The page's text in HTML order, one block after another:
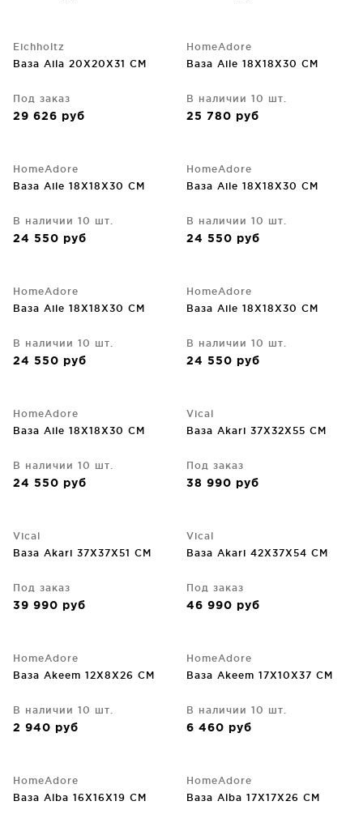
Eichholtz
Ваза Aila 20X20X31 CM
Под заказ
29 626 руб
HomeAdore
Ваза Aile 18X18X30 CM
В наличии 10 шт.
25 780 руб
HomeAdore
Ваза Aile 18X18X30 CM
В наличии 10 шт.
24 550 руб
HomeAdore
Ваза Aile 18X18X30 CM
В наличии 10 шт.
24 550 руб
HomeAdore
Ваза Aile 18X18X30 CM
В наличии 10 шт.
24 550 руб
HomeAdore
Ваза Aile 18X18X30 CM
В наличии 10 шт.
24 550 руб
HomeAdore
Ваза Aile 18X18X30 CM
В наличии 10 шт.
24 550 руб
Vical
Ваза Akari 37X32X55 CM
Под заказ
38 990 руб
Vical
Ваза Akari 37X37X51 CM
Под заказ
39 990 руб
Vical
Ваза Akari 42X37X54 CM
Под заказ
46 990 руб
HomeAdore
Ваза Akeem 12X8X26 CM
В наличии 10 шт.
2 940 руб
HomeAdore
Ваза Akeem 17X10X37 CM
В наличии 10 шт.
6 460 руб
HomeAdore
Ваза Alba 16X16X19 CM
HomeAdore
Ваза Alba 17X17X26 CM